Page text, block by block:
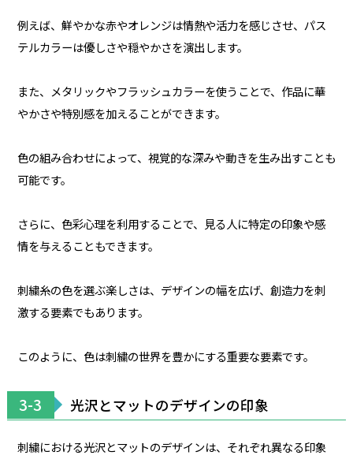
例えば、鮮やかな赤やオレンジは情熱や活力を感じさせ、パス
テルカラーは優しさや穏やかさを演出します。
また、メタリックやフラッシュカラーを使うことで、作品に華
やかさや特別感を加えることができます。
色の組み合わせによって、視覚的な深みや動きを生み出すことも
可能です。
さらに、色彩心理を利用することで、見る人に特定の印象や感
情を与えることもできます。
刺繍糸の色を選ぶ楽しさは、デザインの幅を広げ、創造力を刺
激する要素でもあります。
このように、色は刺繍の世界を豊かにする重要な要素です。
3-3 光沢とマットのデザインの印象
刺繍における光沢とマットのデザインは、それぞれ異なる印象